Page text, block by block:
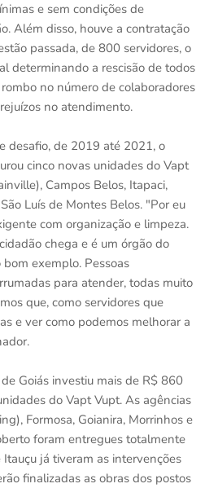
e sem condições de
Além disso, houve a contratação
passada, de 800 servidores, o
determinando a rescisão de todos
no número de colaboradores
no atendimento.
desafio, de 2019 até 2021, o
cinco novas unidades do Vapt
Campos Belos, Itapaci,
Luís de Montes Belos. "Por eu
com organização e limpeza.
chega e é um órgão do
exemplo. Pessoas
para atender, todas muito
que, como servidores que
e ver como podemos melhorar a
Goiás investiu mais de R$ 860
do Vapt Vupt. As agências
Formosa, Goianira, Morrinhos e
foram entregues totalmente
já tiveram as intervenções
finalizadas as obras dos postos